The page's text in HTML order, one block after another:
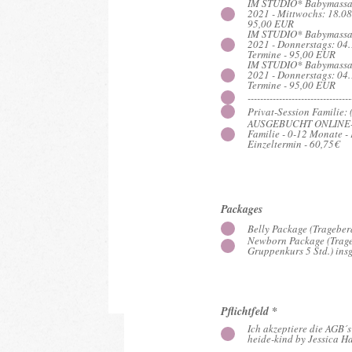
Packages
Belly Package
Newborn Package
Gruppenkurs 5 Std.) insg.
IM STUDIO*
2021 - Mittwochs:
95,00 EUR
IM STUDIO*
2021 - Donnerstags:
Termine - 95,00 EUR
IM STUDIO*
2021 - Donnerstags:
Termine - 95,00 EUR
AUSGEBUCHT
Familie - 0-12 Monate
Einzeltermin - 60,75€
Packages
Belly Package
Newborn Package
Gruppenkurs 5 Std.)
Pflichtfeld *
Ich akzeptiere die
heide-kind by Jessica